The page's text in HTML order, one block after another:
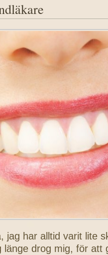
jag har alltid varit lite
länge drog mig, för att